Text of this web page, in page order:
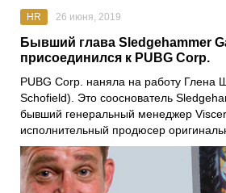
HR 26 июня, 2019
Бывший глава Sledgehammer
присоединился к PUBG Corp.
PUBG Corp. наняла на работу Глена
Schofield). Это сооснователь
бывший генеральный менеджер
исполнительный продюсер